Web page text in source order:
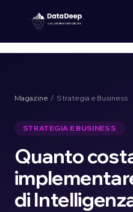
Magazine / Strategia e Business
STRATEGIA E BUSINESS
Quanto
di